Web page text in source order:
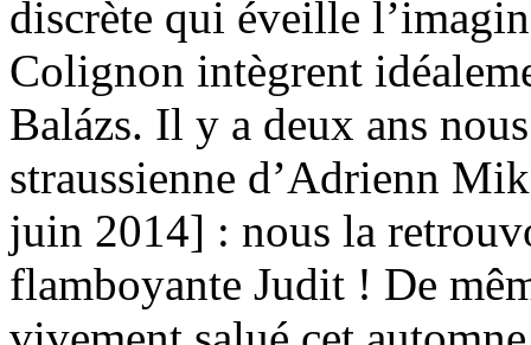
discrète qui éveille
Colignon intègrent
Balázs. Il y a deux ans
straussienne d’Adrienn
juin 2014] : nous la
flamboyante Judit ! De